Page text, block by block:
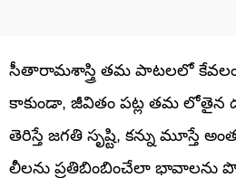
సీతారామశాస్త్రి తమ పాటలలో కేవలం
కాకుండా, జీవితం పట్ల తమ లోతైన
తెరిస్తే జగతి సృష్టి, కన్ను మూస్తే
లీలను ప్రతిబింబించేలా భావాలను